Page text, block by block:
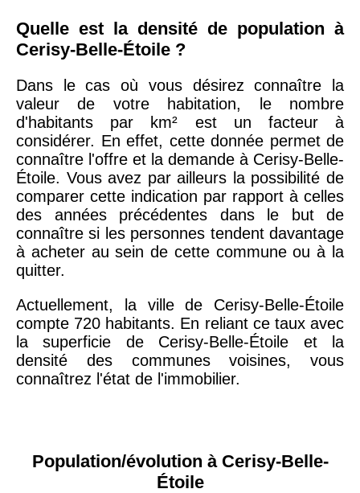
Quelle est la densité de population à
Cerisy-Belle-Étoile ?
Dans le cas où vous désirez connaître la
valeur de votre habitation, le nombre
d'habitants par km² est un facteur à
considérer. En effet, cette donnée permet de
connaître l'offre et la demande à Cerisy-Belle-
Étoile. Vous avez par ailleurs la possibilité de
comparer cette indication par rapport à celles
des années précédentes dans le but de
connaître si les personnes tendent davantage
à acheter au sein de cette commune ou à la
quitter.
Actuellement, la ville de Cerisy-Belle-Étoile
compte 720 habitants. En reliant ce taux avec
la superficie de Cerisy-Belle-Étoile et la
densité des communes voisines, vous
connaîtrez l'état de l'immobilier.
Population/évolution à Cerisy-Belle-
Étoile